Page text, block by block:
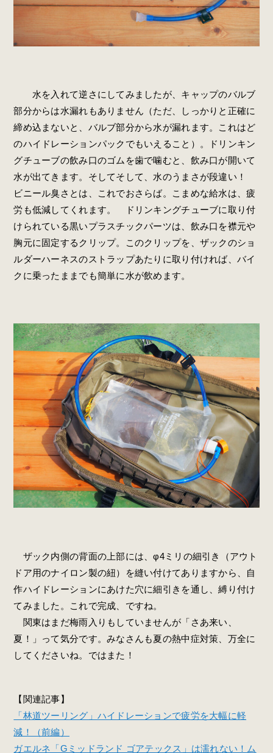
水を入れて逆さにしてみましたが、キャップのバルブ
部分からは水漏れもありません（ただ、しっかりと正確に
締め込まないと、バルブ部分から水が漏れます。これはど
のハイドレーションパックでもいえること）。ドリンキン
グチューブの飲み口のゴムを歯で噛むと、飲み口が開いて
水が出てきます。そしてそして、水のうまさが段違い！
ビニール臭さとは、これでおさらば。こまめな給水は、疲
労も低減してくれます。 ドリンキングチューブに取り付
けられている黒いプラスチックパーツは、飲み口を襟元や
胸元に固定するクリップ。このクリップを、ザックのショ
ルダーハーネスのストラップあたりに取り付ければ、バイ
クに乗ったままでも簡単に水が飲めます。
ザック内側の背面の上部には、φ4ミリの細引き（アウト
ドア用のナイロン製の紐）を縫い付けてありますから、自
作ハイドレーションにあけた穴に細引きを通し、縛り付け
てみました。これで完成、ですね。
関東はまだ梅雨入りもしていませんが「さあ来い、
夏！」って気分です。みなさんも夏の熱中症対策、万全に
してくださいね。ではまた！
【関連記事】
「林道ツーリング」ハイドレーションで疲労を大幅に軽
減！（前編）
ガエルネ「Gミッドランド ゴアテックス」は濡れない！ム